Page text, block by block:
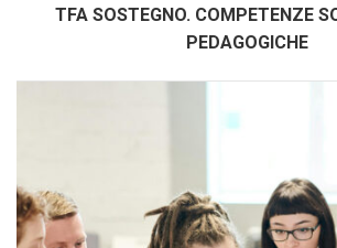
TFA SOSTEGNO. COMPETENZE
PEDAGOGICHE